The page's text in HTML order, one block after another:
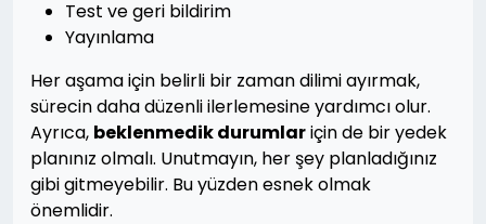
Test ve geri bildirim
Yayınlama
Her aşama için belirli bir zaman dilimi ayırmak,
sürecin daha düzenli ilerlemesine yardımcı olur.
Ayrıca, beklenmedik durumlariçin de bir yedek
planınız olmalı. Unutmayın, her şey planladığınız
gibi gitmeyebilir. Bu yüzden esnek olmak
önemlidir.